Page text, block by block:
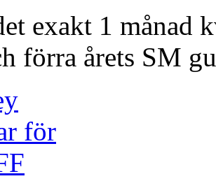
exakt 1 månad
förra årets SM